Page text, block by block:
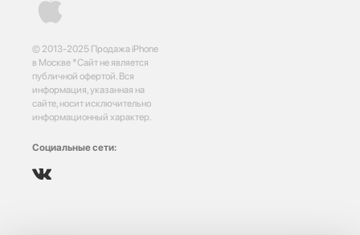
© 2013-2025 Продажа iPhone
в Москве *Сайт не является
публичной офертой. Вся
информация, указанная на
сайте, носит исключительно
информационный характер.
Социальные сети: